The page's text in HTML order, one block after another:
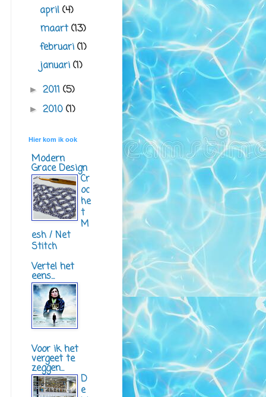
april(4)
maart(13)
februari(1)
januari(1)
► 2011 (5)
► 2010 (1)
Hier kom ik ook
Modern
Grace Design
Cr
oc
he
t
M
esh / Net
Stitch
Vertel het
eens...
Voor ik het
vergeet te
zeggen...
D
e